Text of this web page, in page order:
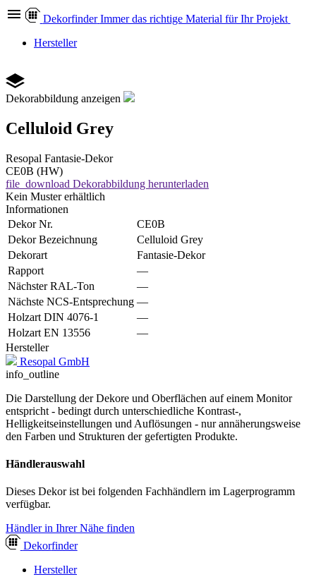
Dekorfinder Immer das richtige Material für Ihr Projekt
Hersteller
Dekorabbildung anzeigen
Celluloid Grey
Resopal Fantasie-Dekor
CE0B (HW)
file_download Dekorabbildung herunterladen
Kein Muster erhältlich
Informationen
Dekor Nr.
CE0B
Dekor Bezeichnung
Celluloid Grey
Dekorart
Fantasie-Dekor
Rapport
—
Nächster RAL-Ton
—
Nächste NCS-Entsprechung —
Holzart DIN 4076-1
—
Holzart EN 13556
—
Hersteller
Resopal GmbH
info_outline
Die Darstellung der Dekore und Oberflächen auf einem Monitor
entspricht - bedingt durch unterschiedliche Kontrast-,
Helligkeitseinstellungen und Auflösungen - nur annäherungsweise
den Farben und Strukturen der gefertigten Produkte.
Händlerauswahl
Dieses Dekor ist bei folgenden Fachhändlern im Lagerprogramm
verfügbar.
Händler in Ihrer Nähe finden
Dekorfinder
Hersteller